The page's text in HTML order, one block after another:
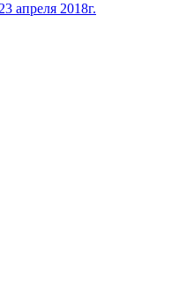
апреля 2018г.